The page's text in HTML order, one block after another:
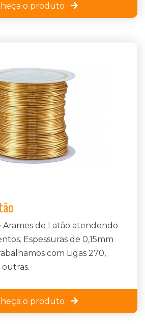
o produto
de Latão atendendo
Espessuras de 0,15mm
com Ligas 270,
o produto